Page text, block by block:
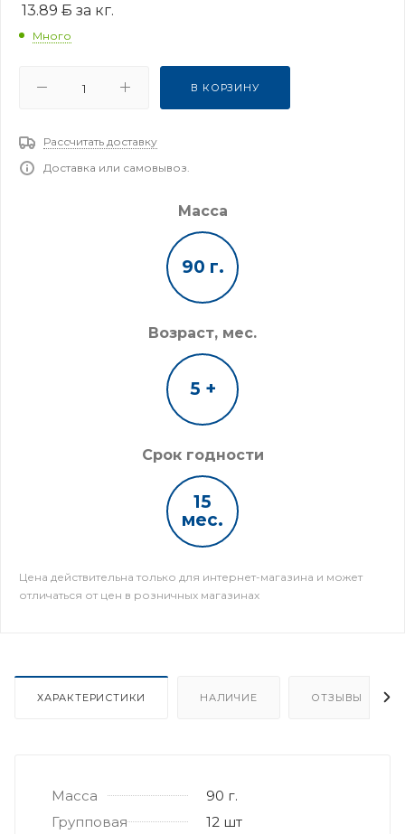
13.89 Б за кг.
Много
В КОРЗИНУ
Рассчитать доставку
Доставка или самовывоз.
Масса
90 г.
Возраст, мес.
5 +
Срок годности
15
мес.
Цена действительна только для интернет-магазина и может
отличаться от цен в розничных магазинах
ХАРАКТЕРИСТИКИ НАЛИЧИЕ ОТЗЫВЫ
Масса
90 г.
Групповая
12 шт